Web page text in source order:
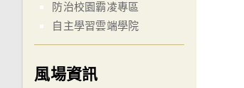
防治校園霸凌專區
自主學習雲端學院
風場資訊